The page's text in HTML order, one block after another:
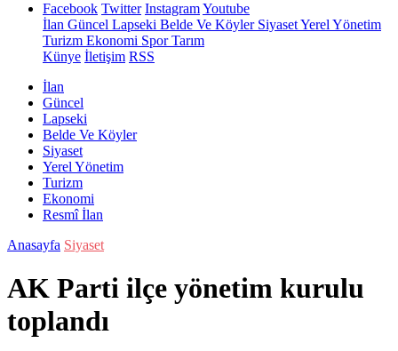
Facebook Twitter InstagramYoutube
İlan Güncel Lapseki Belde Ve KöylerSiyasetYerel Yönetim
Turizm Ekonomi SporTarım
Künye İletişim RSS
İlan
Güncel
Lapseki
Belde Ve Köyler
Siyaset
Yerel Yönetim
Turizm
Ekonomi
Resmî İlan
Anasayfa Siyaset
AK Parti ilçe yönetim kurulu
toplandı